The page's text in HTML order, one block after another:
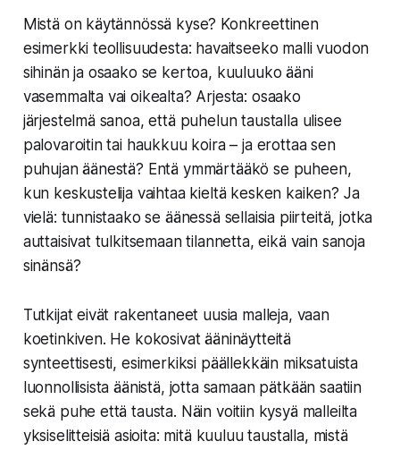
Mistä on käytännössä kyse? Konkreettinen
esimerkki teollisuudesta: havaitseeko malli vuodon
sihinän ja osaako se kertoa, kuuluuko ääni
vasemmalta vai oikealta? Arjesta: osaako
järjestelmä sanoa, että puhelun taustalla ulisee
palovaroitin tai haukkuu koira – ja erottaa sen
puhujan äänestä? Entä ymmärtääkö se puheen,
kun keskustelija vaihtaa kieltä kesken kaiken? Ja
vielä: tunnistaako se äänessä sellaisia piirteitä, jotka
auttaisivat tulkitsemaan tilannetta, eikä vain sanoja
sinänsä?
Tutkijat eivät rakentaneet uusia malleja, vaan
koetinkiven. He kokosivat ääninäytteitä
synteettisesti, esimerkiksi päällekkäin miksatuista
luonnollisista äänistä, jotta samaan pätkään saatiin
sekä puhe että tausta. Näin voitiin kysyä malleilta
yksiselitteisiä asioita: mitä kuuluu taustalla, mistä